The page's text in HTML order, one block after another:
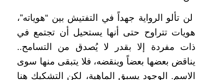
لن تألو الرواية جهداً في التفتيش بين “هوياته”،
هويات تتراوح حتى أنها يستحيل أن تجتمع في
ذات مفردة إلا بقدر لا يُصدق من التسامح..
يناقض بعضها بعضاً وينقضه، فلا يتبقى منها سوى
الاسم. الوجود يسبق الماهية، لكن التشكيك هنا